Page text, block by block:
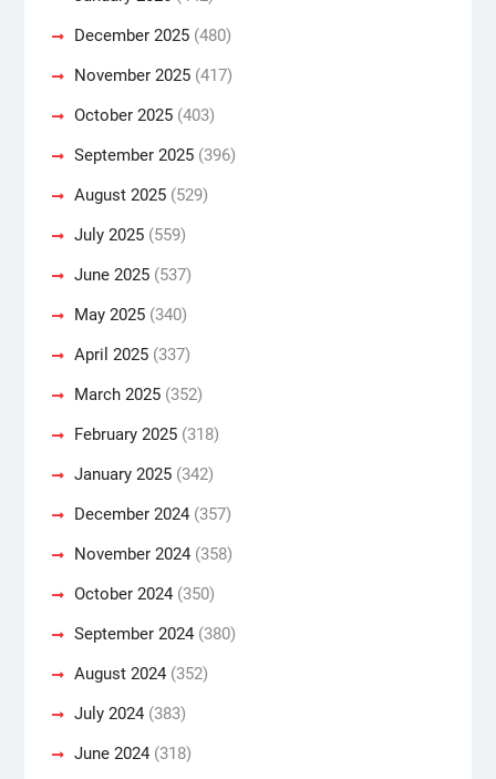
December 2025(480)
November 2025(417)
October 2025(403)
September 2025(396)
August 2025(529)
July 2025(559)
June 2025(537)
May 2025(340)
April 2025(337)
March 2025(352)
February 2025(318)
January 2025(342)
December 2024(357)
November 2024(358)
October 2024(350)
September 2024(380)
August 2024(352)
July 2024(383)
June 2024(318)